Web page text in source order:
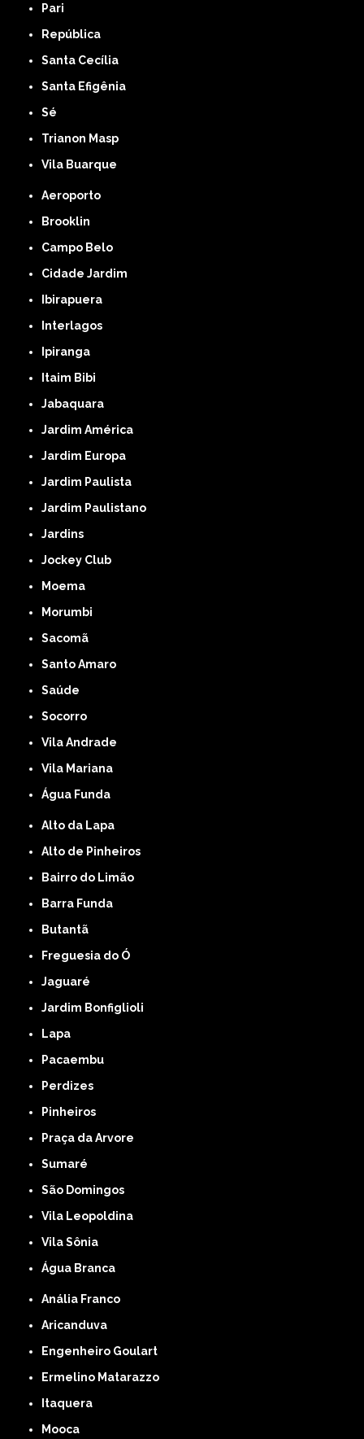
Pari
República
Santa Cecília
Santa Efigênia
Sé
Trianon Masp
Vila Buarque
Aeroporto
Brooklin
Campo Belo
Cidade Jardim
Ibirapuera
Interlagos
Ipiranga
Itaim Bibi
Jabaquara
Jardim América
Jardim Europa
Jardim Paulista
Jardim Paulistano
Jardins
Jockey Club
Moema
Morumbi
Sacomã
Santo Amaro
Saúde
Socorro
Vila Andrade
Vila Mariana
Água Funda
Alto da Lapa
Alto de Pinheiros
Bairro do Limão
Barra Funda
Butantã
Freguesia do Ó
Jaguaré
Jardim Bonfiglioli
Lapa
Pacaembu
Perdizes
Pinheiros
Praça da Arvore
Sumaré
São Domingos
Vila Leopoldina
Vila Sônia
Água Branca
Anália Franco
Aricanduva
Engenheiro Goulart
Ermelino Matarazzo
Itaquera
Mooca